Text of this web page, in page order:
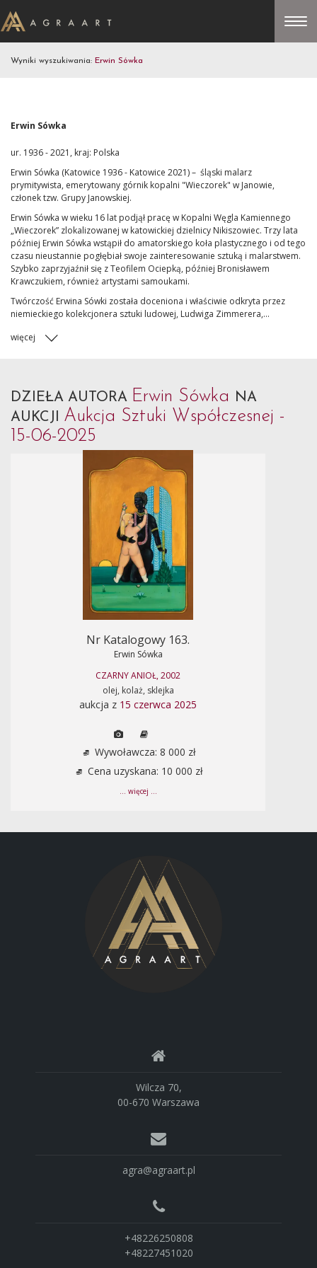
Wyniki wyszukiwania: Erwin Sówka
Erwin Sówka
ur. 1936 - 2021, kraj: Polska
Erwin Sówka (Katowice 1936 - Katowice 2021) – śląski malarz
prymitywista, emerytowany górnik kopalni "Wieczorek" w Janowie,
członek tzw. Grupy Janowskiej.
Erwin Sówka w wieku 16 lat podjął pracę w Kopalni Węgla Kamiennego
„Wieczorek” zlokalizowanej w katowickiej dzielnicy Nikiszowiec. Trzy lata
później Erwin Sówka wstąpił do amatorskiego koła plastycznego i od tego
czasu nieustannie pogłębiał swoje zainteresowanie sztuką i malarstwem.
Szybko zaprzyjaźnił się z Teofilem Ociepką, później Bronisławem
Krawczukiem, również artystami samoukami.
Twórczość Erwina Sówki została doceniona i właściwie odkryta przez
niemieckiego kolekcjonera sztuki ludowej, Ludwiga Zimmerera,...
więcej
DZIEŁA AUTORA Erwin Sówka NA
AUKCJI Aukcja Sztuki Współczesnej -
15-06-2025
Nr Katalogowy 163.
Erwin Sówka
CZARNY ANIOŁ, 2002
olej, kolaż, sklejka
aukcja z 15 czerwca 2025
Wywoławcza: 8 000 zł
Cena uzyskana: 10 000 zł
... więcej ...
Wilcza 70,
00-670 Warszawa
agra@agraart.pl
+48226250808
+48227451020